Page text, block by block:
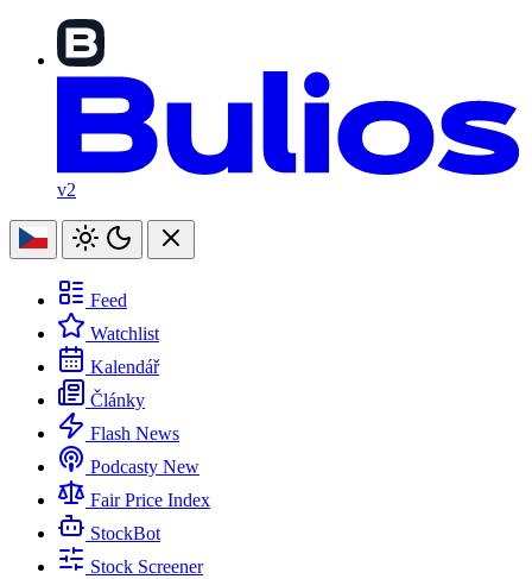
v2
Feed
Watchlist
Kalendář
Články
Flash News
Podcasty New
Fair Price Index
StockBot
Stock Screener